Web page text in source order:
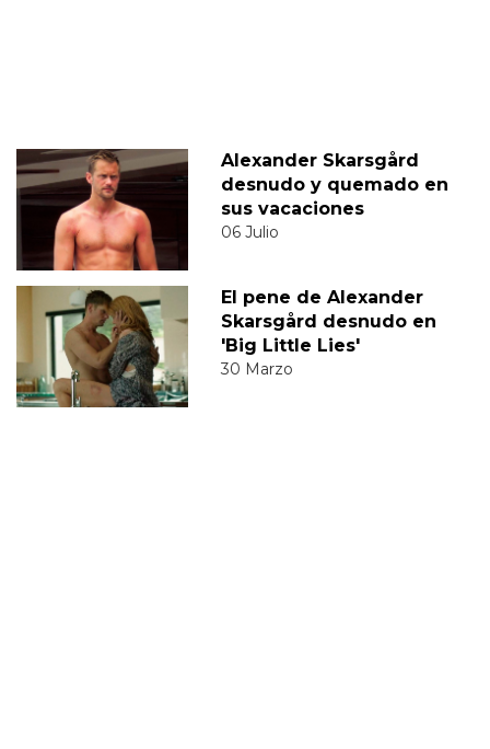
Alexander Skarsgård
desnudo y quemado en
sus vacaciones
06 Julio
El pene de Alexander
Skarsgård desnudo en
'Big Little Lies'
30 Marzo